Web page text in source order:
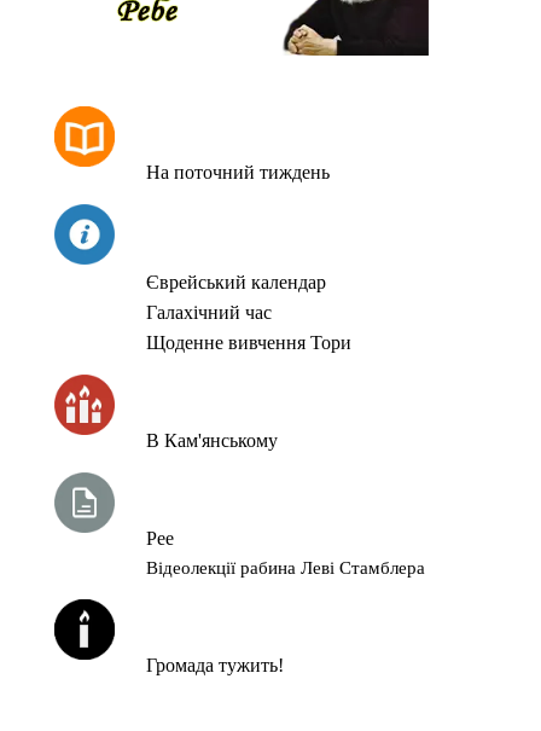
На поточний тиждень
Єврейський календар
Галахічний час
Щоденне вивчення Тори
В Кам'янському
Рее
Відеолекції рабина Леві Стамблера
Громада тужить!